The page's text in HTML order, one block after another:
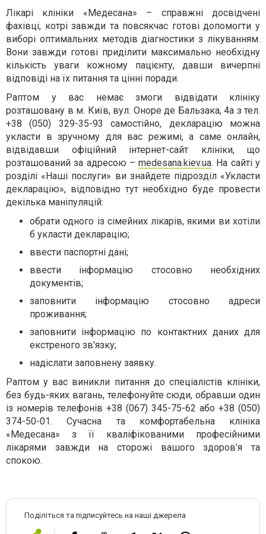
Лікарі клініки «Медесана» – справжні досвідчені
фахівці, котрі завжди та повсякчас готові допомогти у
виборі оптимальних методів діагностики з лікуванням.
Вони завжди готові приділити максимально необхідну
кількість уваги кожному пацієнту, давши вичерпні
відповіді на їх питання та цінні поради.
Раптом у вас немає змоги відвідати клініку
розташовану в м. Київ, вул. Оноре де Бальзака, 4а з тел.
+38 (050) 329-35-93 самостійно, декларацію можна
укласти в зручному для вас режимі, а саме онлайн,
відвідавши офіційний інтернет-сайт клініки, що
розташований за адресою –medesana.kiev.ua. На сайті у
розділі «Наші послуги» ви знайдете підрозділ «Укласти
декларацію», відповідно тут необхідно буде провести
декілька маніпуляцій:
обрати одного із сімейних лікарів, якими ви хотіли
б укласти декларацію;
ввести паспортні дані;
ввести інформацію стосовно необхідних
документів;
заповнити інформацію стосовно адреси
проживання;
заповнити інформацію по контактних даних для
екстреного зв'язку;
надіслати заповнену заявку.
Раптом у вас виникли питання до спеціалістів клініки,
без будь-яких вагань, телефонуйте сюди, обравши один
із номерів телефонів +38 (067) 345-75-62 або +38 (050)
374-50-01. Сучасна та комфортабельна клініка
«Медесана» з її кваліфікованими професійними
лікарями завжди на сторожі вашого здоров’я та
спокою.
Поділіться та підписуйтесь на наші джерела